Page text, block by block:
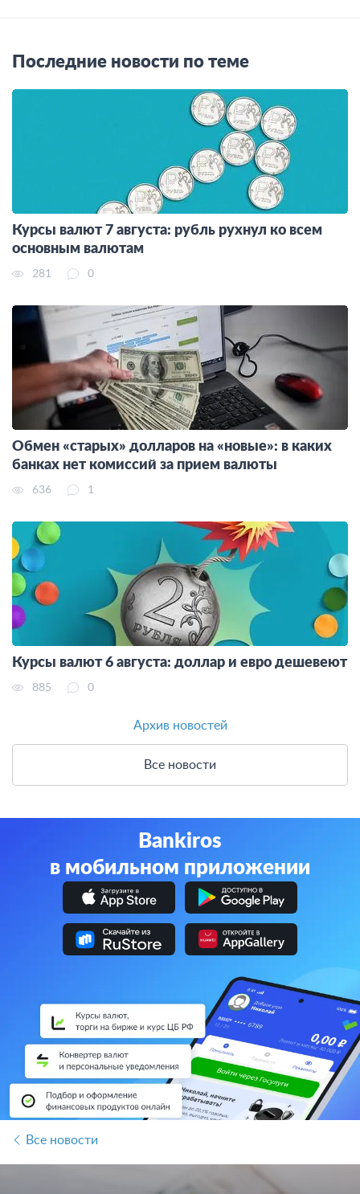
Последние новости по теме
Курсы валют 7 августа: рубль рухнул ко всем
основным валютам
281 0
Обмен «старых» долларов на «новые»: в каких
банках нет комиссий за прием валюты
636 1
Курсы валют 6 августа: доллар и евро дешевеют
885 0
Архив новостей
Все новости
Bankiros
в мобильном приложении
Все новости